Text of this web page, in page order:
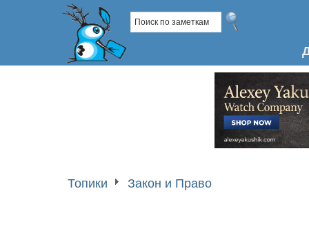
Топики Закон и Право